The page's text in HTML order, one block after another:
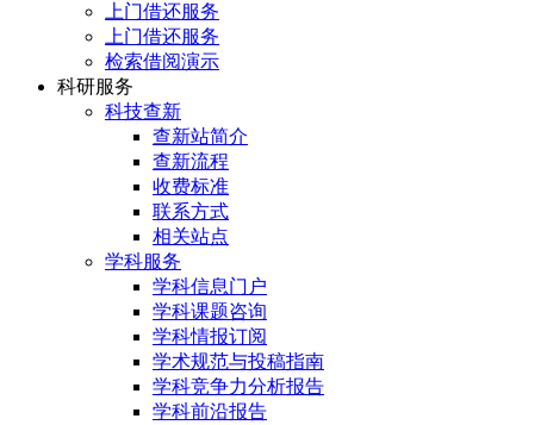
上门借还服务
上门借还服务
检索借阅演示
科研服务
科技查新
查新站简介
查新流程
收费标准
联系方式
相关站点
学科服务
学科信息门户
学科课题咨询
学科情报订阅
学术规范与投稿指南
学科竞争力分析报告
学科前沿报告